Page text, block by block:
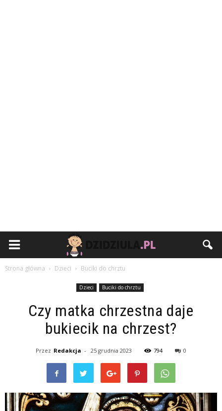
Strona główna Dzieci Buciki do chrztu
Dzieci Buciki do chrztu
Czy matka chrzestna daje
bukiecik na chrzest?
Przez Redakcja - 25 grudnia 2023 794 0